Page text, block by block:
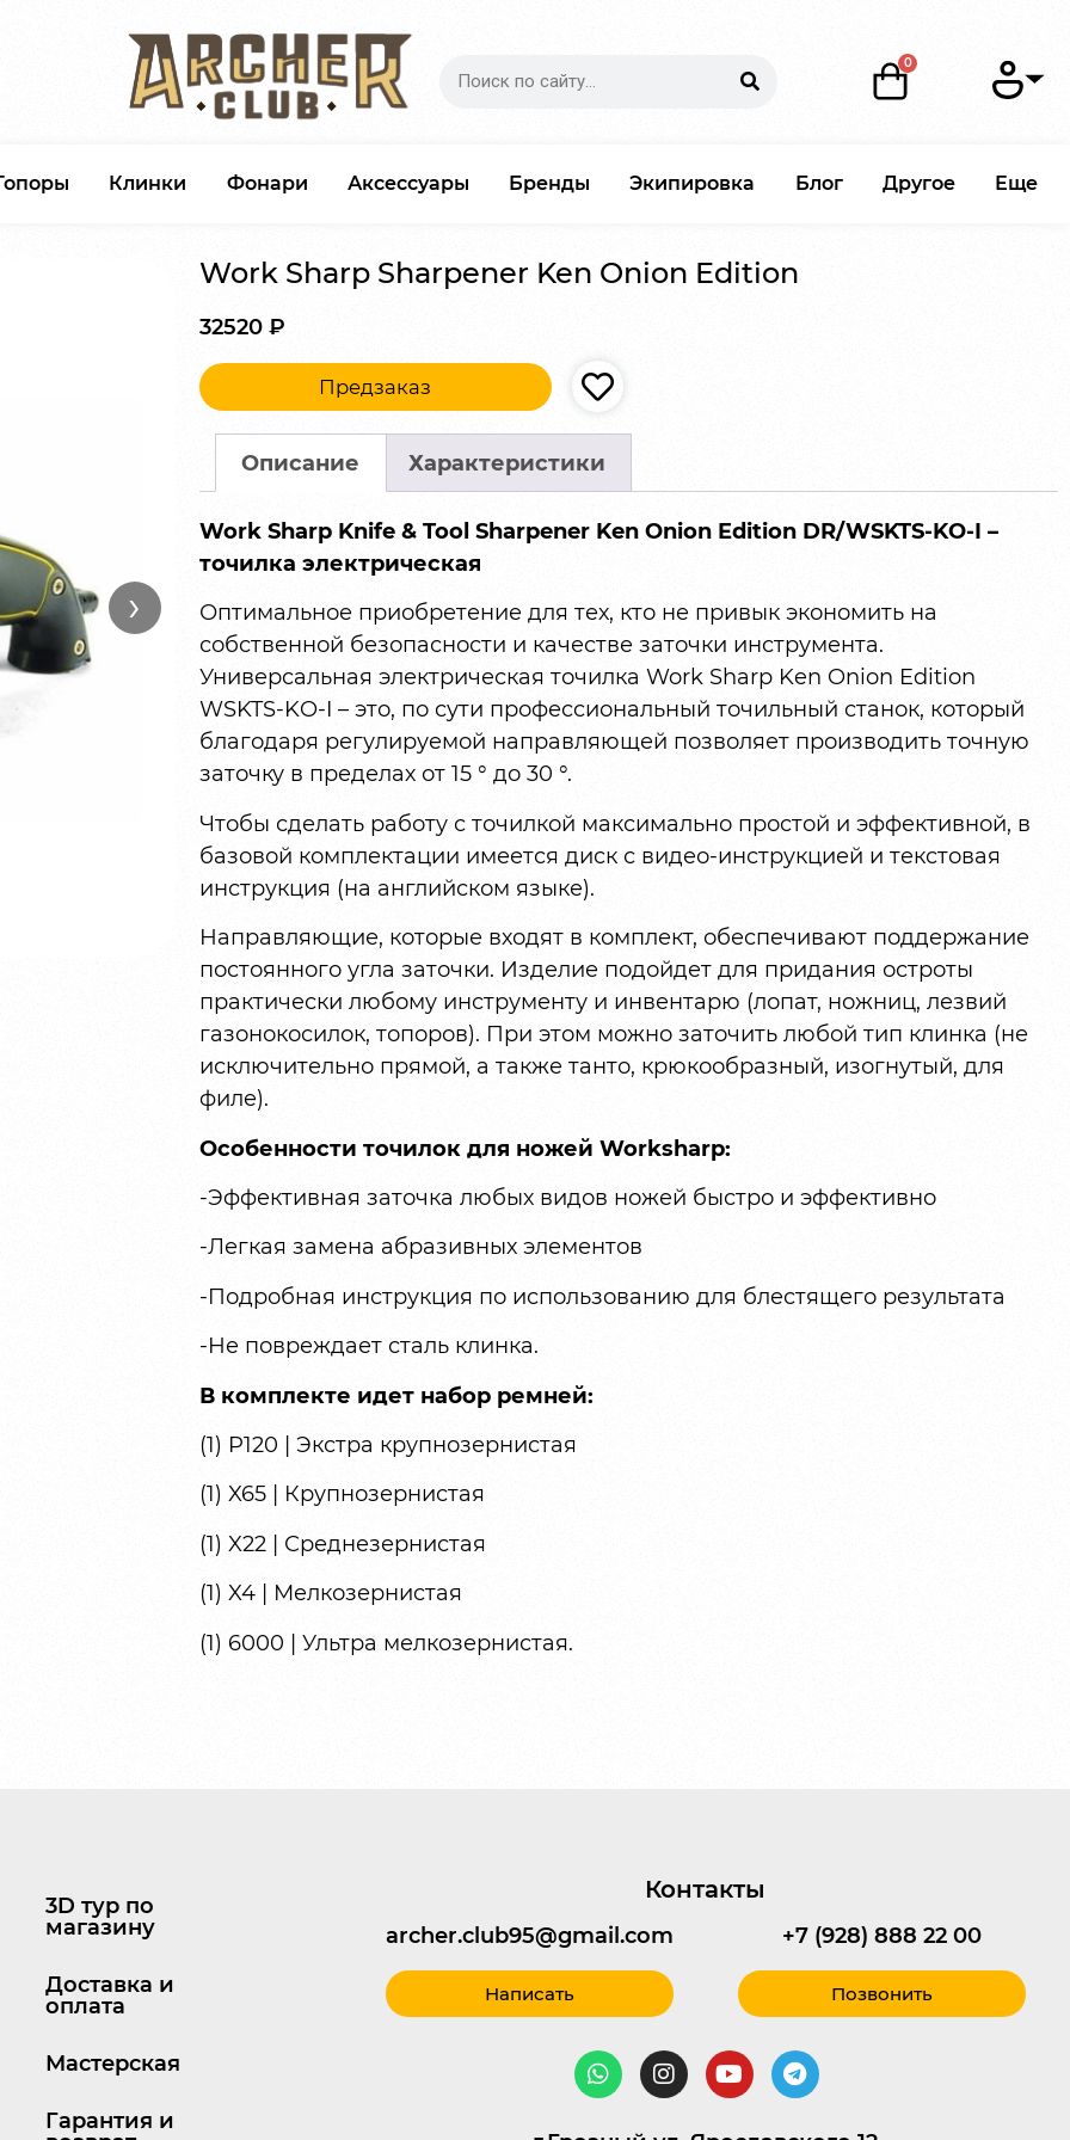
Клинки Фонари Аксессуары Бренды Экипировка Блог Другое Еще
›
Work Sharp Sharpener Ken Onion Edition
32520 ₽
Предзаказ
Описание Характеристики
Work Sharp Knife & Tool Sharpener Ken Onion Edition DR/WSKTS-KO-I –
точилка электрическая
Оптимальное приобретение для тех, кто не привык экономить на
собственной безопасности и качестве заточки инструмента.
Универсальная электрическая точилка Work Sharp Ken Onion Edition
WSKTS-KO-I – это, по сути профессиональный точильный станок, который
благодаря регулируемой направляющей позволяет производить точную
заточку в пределах от 15 ° до 30 °.
Чтобы сделать работу с точилкой максимально простой и эффективной, в
базовой комплектации имеется диск с видео-инструкцией и текстовая
инструкция (на английском языке).
Направляющие, которые входят в комплект, обеспечивают поддержание
постоянного угла заточки. Изделие подойдет для придания остроты
практически любому инструменту и инвентарю (лопат, ножниц, лезвий
газонокосилок, топоров). При этом можно заточить любой тип клинка (не
исключительно прямой, а также танто, крюкообразный, изогнутый, для
филе).
Особенности точилок для ножей Worksharp:
-Эффективная заточка любых видов ножей быстро и эффективно
-Легкая замена абразивных элементов
-Подробная инструкция по использованию для блестящего результата
-Не повреждает сталь клинка.
В комплекте идет набор ремней:
(1) P120 | Экстра крупнозернистая
(1) X65 | Крупнозернистая
(1) X22 | Среднезернистая
(1) X4 | Мелкозернистая
(1) 6000 | Ультра мелкозернистая.
3D тур по
магазину
Доставка и
оплата
Мастерская
Гарантия и
Контакты
archer.club95@gmail.com
Написать
+7 (928) 888 22 00
Позвонить